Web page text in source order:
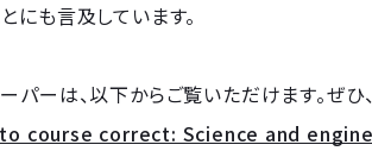
にも言及しています。
パーは、以下からご覧いただけます。ぜひ
course correct: Science and